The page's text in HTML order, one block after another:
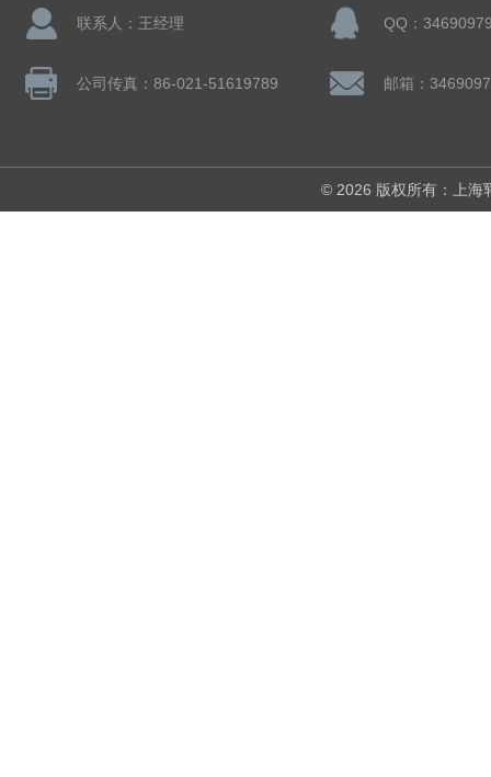
联系人：王经理 QQ：
公司传真：86-021-51619789 邮箱：
© 2026 版权所有：上